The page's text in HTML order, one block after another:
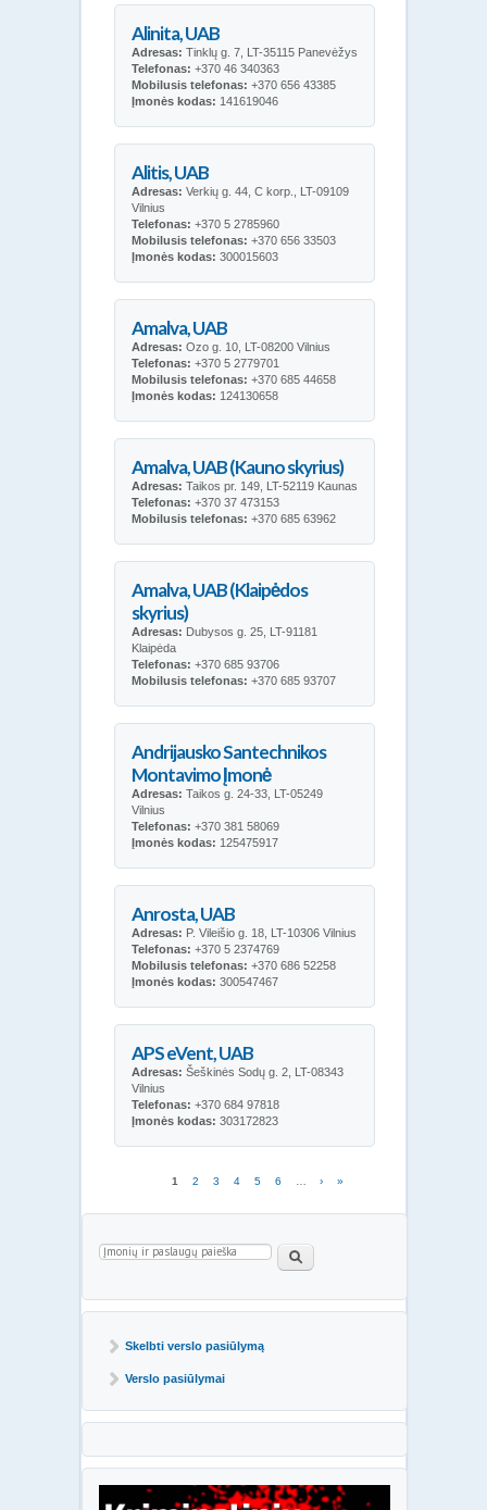
Alinita, UAB
Adresas: Tinklų g. 7, LT-35115 Panevėžys
Telefonas: +370 46 340363
Mobilusis telefonas: +370 656 43385
Įmonės kodas: 141619046
Alitis, UAB
Adresas: Verkių g. 44, C korp., LT-09109
Vilnius
Telefonas: +370 5 2785960
Mobilusis telefonas: +370 656 33503
Įmonės kodas: 300015603
Amalva, UAB
Adresas: Ozo g. 10, LT-08200 Vilnius
Telefonas: +370 5 2779701
Mobilusis telefonas: +370 685 44658
Įmonės kodas: 124130658
Amalva, UAB (Kauno skyrius)
Adresas: Taikos pr. 149, LT-52119 Kaunas
Telefonas: +370 37 473153
Mobilusis telefonas: +370 685 63962
Amalva, UAB (Klaipėdos
skyrius)
Adresas: Dubysos g. 25, LT-91181
Klaipėda
Telefonas: +370 685 93706
Mobilusis telefonas: +370 685 93707
Andrijausko Santechnikos
Montavimo Įmonė
Adresas: Taikos g. 24-33, LT-05249
Vilnius
Telefonas: +370 381 58069
Įmonės kodas: 125475917
Anrosta, UAB
Adresas: P. Vileišio g. 18, LT-10306 Vilnius
Telefonas: +370 5 2374769
Mobilusis telefonas: +370 686 52258
Įmonės kodas: 300547467
APS eVent, UAB
Adresas: Šeškinės Sodų g. 2, LT-08343
Vilnius
Telefonas: +370 684 97818
Įmonės kodas: 303172823
1 2 3 4 5 6 › »
Paieškos forma Paieška
Skelbti verslo pasiūlymą
Verslo pasiūlymai